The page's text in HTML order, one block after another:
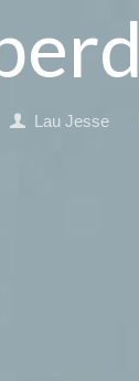
Lau Jesse